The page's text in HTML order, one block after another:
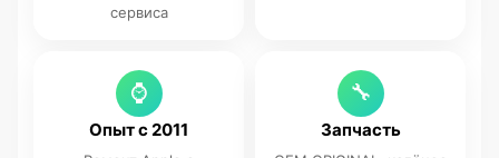
сервиса
⌚
Опыт с 2011
🔧
Запчасть